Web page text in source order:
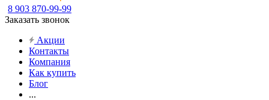
8 903 870-99-99
Заказать звонок
Акции
Контакты
Компания
Как купить
Блог
...